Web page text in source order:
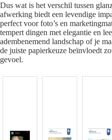
Dus wat is het verschil tussen
afwerking biedt een levendige
perfect voor foto’s en
tempert dingen met elegantie en
adembenemend landschap of je
de juiste papierkeuze beïnvloedt
gevoel.